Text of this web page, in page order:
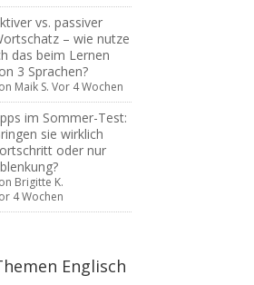
vs. passiver
– wie nutze
das beim Lernen
3 Sprachen?
Maik S. Vor 4 Wochen
im Sommer-Test:
sie wirklich
oder nur
Brigitte K.
4 Wochen
Englisch